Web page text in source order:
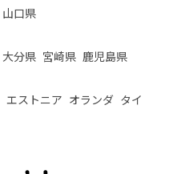
山口県
大分県 宮崎県 鹿児島県
エストニア オランダ タイ